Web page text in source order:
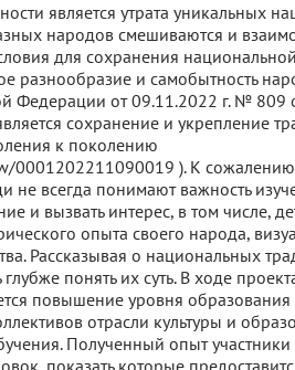
является утрата уникальных
народов смешиваются и
для сохранения национальной
разнообразие и самобытность
Федерации от 09.11.2022 г. № 809
сохранение и укрепление
к поколению
). К
не всегда понимают важность
и вызвать интерес, в том числе,
опыта своего народа,
Рассказывая о национальных
понять их суть. В ходе
повышение уровня образования
отрасли культуры и
Полученный опыт участники
показать которые